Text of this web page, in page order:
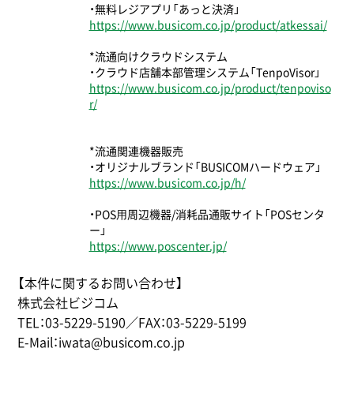
・無料レジアプリ「あっと決済」
https://www.busicom.co.jp/product/atkessai/
*流通向けクラウドシステム
・クラウド店舗本部管理システム「TenpoVisor」
https://www.busicom.co.jp/product/tenpoviso
r/
*流通関連機器販売
・オリジナルブランド「BUSICOMハードウェア」
https://www.busicom.co.jp/h/
・POS⽤周辺機器/消耗品通販サイト「POSセンタ
ー」
https://www.poscenter.jp/
【本件に関するお問い合わせ】
株式会社ビジコム
TEL：03-5229-5190／FAX：03-5229-5199
E-Mail：iwata@busicom.co.jp